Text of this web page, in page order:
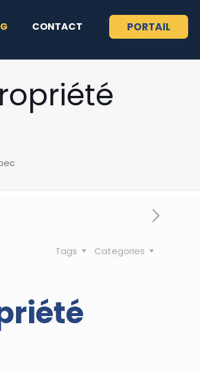
CONTACT PORTAIL
Categories
Tags